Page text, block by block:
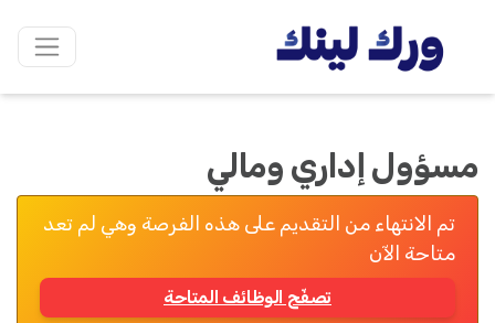
مسؤول إداري ومالي
تم الانتهاء من التقديم على هذه الفرصة وهي لم تعد
متاحة الآن
تصفّح الوظائف المتاحة